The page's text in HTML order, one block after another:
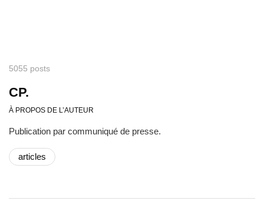
5055 posts
CP.
À PROPOS DE L’AUTEUR
Publication par communiqué de presse.
articles